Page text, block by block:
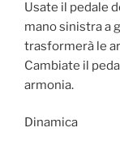
Usate il pedale
mano sinistra a
trasformerà le
Cambiate il
armonia.
Dinamica